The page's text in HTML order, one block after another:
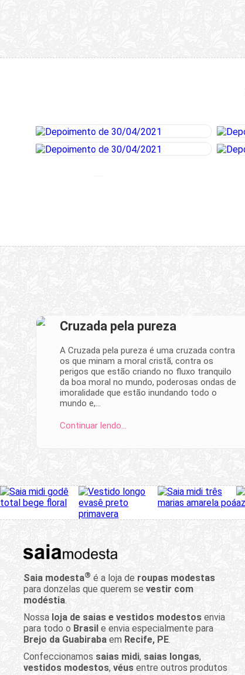
Cruzada pela pureza
A Cruzada pela pureza é uma cruzada contra
os que minam a moral cristã, contra os
perigos que estão criando no fluxo tranquilo
da boa moral no mundo, poderosas ondas de
imoralidade que estão inundando todo o
mundo e,…
Continuar lendo…
Saia modesta® é a loja de roupas modestas
para donzelas que querem se vestir com
modéstia.
Nossa loja de saias e vestidos modestos envia
para todo o Brasil e envia especialmente para
Brejo da Guabiraba em Recife, PE.
Confeccionamos saias midi, saias longas,
vestidos modestos, véus entre outros produtos